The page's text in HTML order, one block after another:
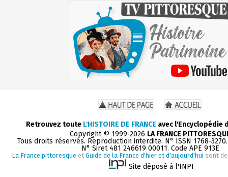
Retrouvez toute L'HISTOIRE DE FRANCE avec l'Encyclopédie
Copyright © 1999-2026 LA FRANCE
Tous droits réservés. Reproduction interdite. N° ISSN 1768-
N° Siret 481 246619 00011. Code APE 913E
La France pittoresque et Guide de la France d'hier et d'aujourd'hui sont
Site déposé à l'INPI